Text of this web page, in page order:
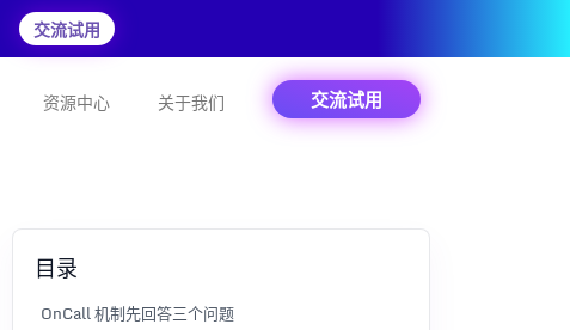
交流试用
资源中心 关于我们 交流试用
目录
OnCall 机制先回答三个问题